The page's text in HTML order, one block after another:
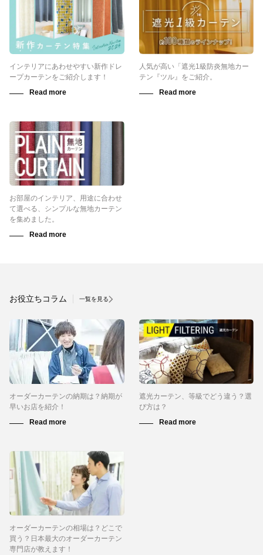
インテリアにあわせやすい新作ドレ
ープカーテンをご紹介します！
人気が高い「遮光1級防炎無地カー
テン『ツル』をご紹介。
お部屋のインテリア、用途に合わせ
て選べる、シンプルな無地カーテン
を集めました。
お役立ちコラム 一覧を見る
オーダーカーテンの納期は？納期が
早いお店を紹介！
遮光カーテン、等級でどう違う？選
び方は？
オーダーカーテンの相場は？どこで
買う？日本最大のオーダーカーテン
専門店が教えます！